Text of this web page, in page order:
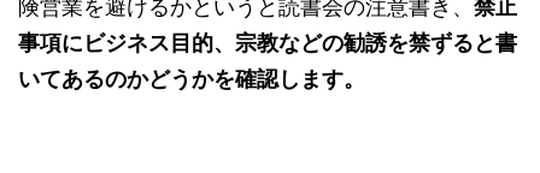
険営業を避けるかというと読書会の注意書き、 禁止
事項にビジネス目的、宗教などの勧誘を禁ずると書
いてあるのかどうかを確認します。